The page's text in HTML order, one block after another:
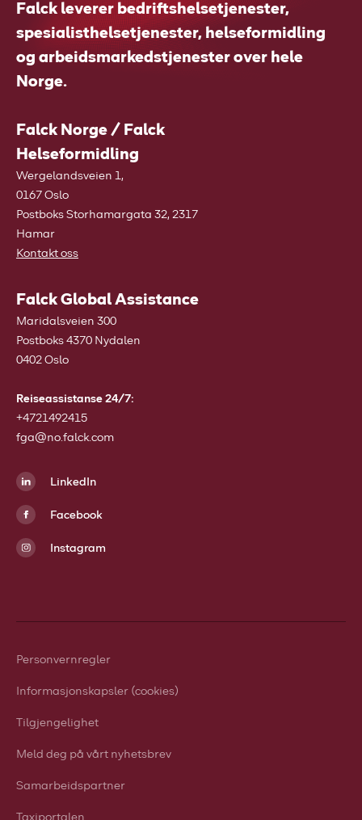
Falck leverer bedriftshelsetjenester,
spesialisthelsetjenester, helseformidling
og arbeidsmarkedstjenester over hele
Norge.
Falck Norge / Falck
Helseformidling
Wergelandsveien 1,
0167 Oslo
Postboks Storhamargata 32, 2317
Hamar
Kontakt oss
Falck Global Assistance
Maridalsveien 300
Postboks 4370 Nydalen
0402 Oslo
Reiseassistanse 24/7:
+4721492415
fga@no.falck.com
LinkedIn
Facebook
Instagram
Personvernregler
Informasjonskapsler (cookies)
Tilgjengelighet
Meld deg på vårt nyhetsbrev
Samarbeidspartner
Taxiportalen